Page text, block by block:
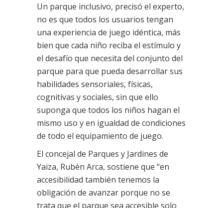
Un parque inclusivo, precisó el experto,
no es que todos los usuarios tengan
una experiencia de juego idéntica, más
bien que cada niño reciba el estímulo y
el desafío que necesita del conjunto del
parque para que pueda desarrollar sus
habilidades sensoriales, físicas,
cognitivas y sociales, sin que ello
suponga que todos los niños hagan el
mismo uso y en igualdad de condiciones
de todo el equipamiento de juego.
El concejal de Parques y Jardines de
Yaiza, Rubén Arca, sostiene que “en
accesibilidad también tenemos la
obligación de avanzar porque no se
trata que el parque sea accesible solo